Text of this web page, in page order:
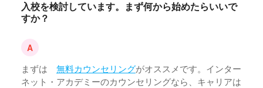
入校を検討しています。まず何から始めたらいいで
すか？
まずは 無料カウンセリングがオススメです。インター
ネット・アカデミーのカウンセリングなら、キャリアは